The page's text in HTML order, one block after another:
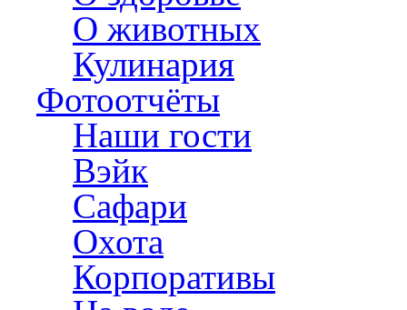
О животных
Кулинария
Фотоотчёты
Наши гости
Вэйк
Сафари
Охота
Корпоративы